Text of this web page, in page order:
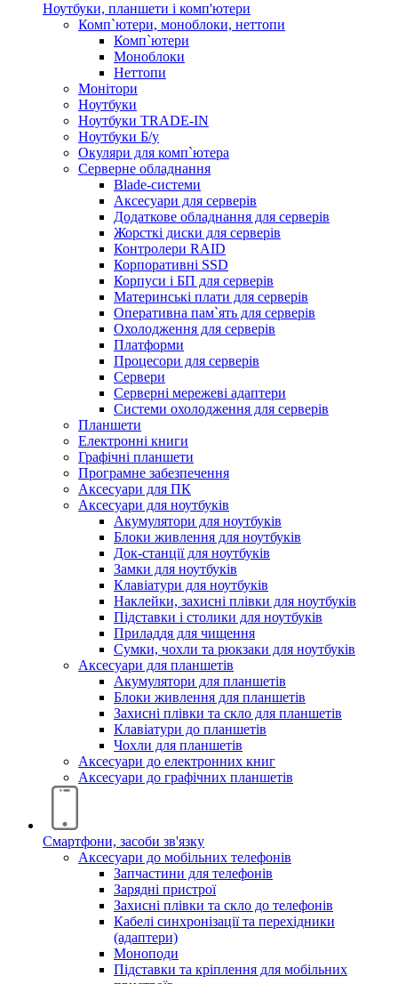
Ноутбуки, планшети і комп'ютери
Комп`ютери, моноблоки, неттопи
Комп`ютери
Моноблоки
Неттопи
Монітори
Ноутбуки
Ноутбуки TRADE-IN
Ноутбуки Б/у
Окуляри для комп`ютера
Серверне обладнання
Blade-системи
Аксесуари для серверів
Додаткове обладнання для серверів
Жорсткі диски для серверів
Контролери RAID
Корпоративні SSD
Корпуси і БП для серверів
Материнські плати для серверів
Оперативна пам`ять для серверів
Охолодження для серверів
Платформи
Процесори для серверів
Сервери
Серверні мережеві адаптери
Системи охолодження для серверів
Планшети
Електронні книги
Графічні планшети
Програмне забезпечення
Аксесуари для ПК
Аксесуари для ноутбуків
Акумулятори для ноутбуків
Блоки живлення для ноутбуків
Док-станції для ноутбуків
Замки для ноутбуків
Клавіатури для ноутбуків
Наклейки, захисні плівки для ноутбуків
Підставки і столики для ноутбуків
Приладдя для чищення
Сумки, чохли та рюкзаки для ноутбуків
Аксесуари для планшетів
Акумулятори для планшетів
Блоки живлення для планшетів
Захисні плівки та скло для планшетів
Клавіатури до планшетів
Чохли для планшетів
Аксесуари до електронних книг
Аксесуари дo графічних планшетів
Смартфони, засоби зв'язку
Аксесуари до мобільних телефонів
Запчастини для телефонів
Зарядні пристрої
Захисні плівки та скло до телефонів
Кабелі синхронізації та перехідники
(адаптери)
Моноподи
Підставки та кріплення для мобільних